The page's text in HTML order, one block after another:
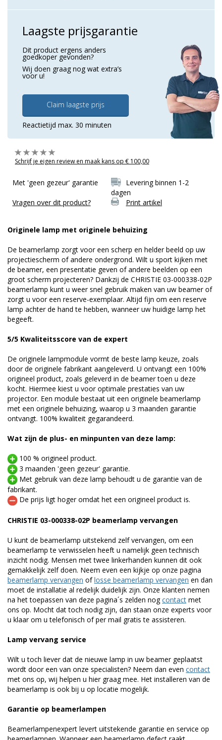
Laagste prijsgarantie
Dit product ergens anders
goedkoper gevonden?
Wij doen graag nog wat extra’s
voor u!
Claim laagste prijs
Reactietijd max. 30 minuten
Schrijf je eigen review en maak kans op € 100,00
Met 'geen gezeur' garantie
Levering binnen 1-2
dagen
Vragen over dit product?
Print artikel
Originele lamp met originele behuizing
De beamerlamp zorgt voor een scherp en helder beeld op uw
projectiescherm of andere ondergrond. Wilt u sport kijken met
de beamer, een presentatie geven of andere beelden op een
groot scherm projecteren? Dankzij de CHRISTIE 03-000338-02P
beamerlamp kunt u weer snel gebruik maken van uw beamer of
zorgt u voor een reserve-exemplaar. Altijd fijn om een reserve
lamp achter de hand te hebben, wanneer uw huidige lamp het
begeeft.
5/5 Kwaliteitsscore van de expert
De originele lampmodule vormt de beste lamp keuze, zoals
door de originele fabrikant aangeleverd. U ontvangt een 100%
origineel product, zoals geleverd in de beamer toen u deze
kocht. Hiermee kiest u voor optimale prestaties van uw
projector. Een module bestaat uit een originele beamerlamp
met een originele behuizing, waarop u 3 maanden garantie
ontvangt. 100% kwaliteit gegarandeerd.
Wat zijn de plus- en minpunten van deze lamp:
100 % origineel product.
3 maanden 'geen gezeur' garantie.
Met gebruik van deze lamp behoudt u de garantie van de
fabrikant.
De prijs ligt hoger omdat het een origineel product is.
CHRISTIE 03-000338-02P beamerlamp vervangen
U kunt de beamerlamp uitstekend zelf vervangen, om een
beamerlamp te verwisselen heeft u namelijk geen technisch
inzicht nodig. Mensen met twee linkerhanden kunnen dit ook
gemakkelijk zelf doen. Neem even een kijkje op onze pagina
beamerlamp vervangen oflosse beamerlamp vervangen en dan
moet de installatie al redelijk duidelijk zijn. Onze klanten nemen
na het toepassen van deze pagina´s zelden nogcontact met
ons op. Mocht dat toch nodig zijn, dan staan onze experts voor
u klaar om u telefonisch of per mail gratis te assisteren.
Lamp vervang service
Wilt u toch liever dat de nieuwe lamp in uw beamer geplaatst
wordt door een van onze specialisten? Neem dan even contact
met ons op, wij helpen u hier graag mee. Het installeren van de
beamerlamp is ook bij u op locatie mogelijk.
Garantie op beamerlampen
Beamerlampenexpert levert uitstekende garantie en service op